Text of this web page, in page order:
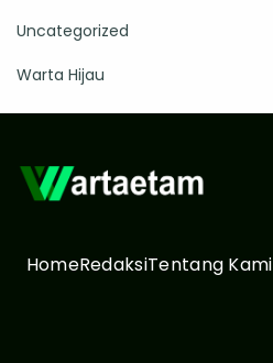
Uncategorized
Warta Hijau
HomeRedaksiTentang Kami